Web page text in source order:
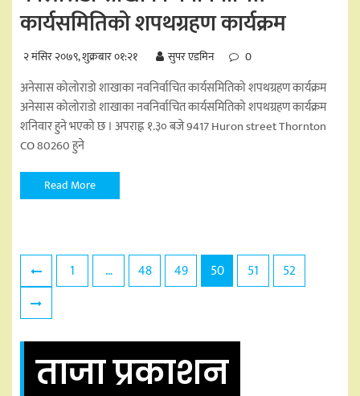
कार्यसमितिको शपथग्रहण कार्यक्रम
२ मंसिर २०७९, शुक्रबार ०१:२१ सुपर एडमिन 0
अनेसास कोलोराडो शाखाका नवनिर्वाचित कार्यसमितिको शपथग्रहण कार्यक्रम
अनेसास कोलोराडो शाखाका नवनिर्वाचित कार्यसमितिको शपथग्रहण कार्यक्रम
शनिवार हुने भएको छ । अपराह्न १.३० बजे 9417 Huron street Thornton
CO 80260 हुने
Read More
Posts
pagination
1 … 48 49 50 51 52
ताजा प्रकाशन